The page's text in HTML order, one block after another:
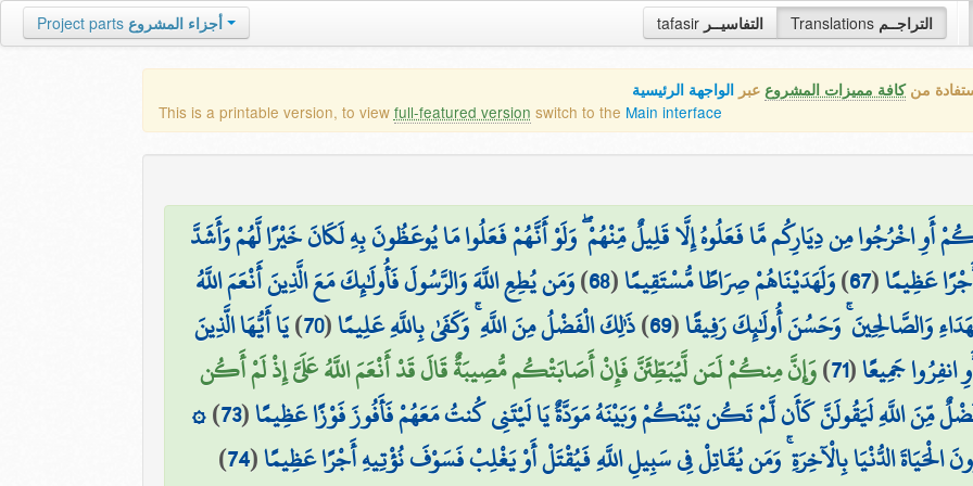
tafasir التفاسيــر Translations التراجــم Project parts أجزاء المشروع
منكافة مميزات المشروع عبر الواجهة الرئيسية
This is a printable version, to view full-featured version switch to the Main interface
أَوِ اخْرُجُوا مِن دِيَارِكُم مَّا فَعَلُوهُ إِلَّا قَلِيلٌ مِّنْهُمْ ۖ وَلَوْ أَنَّهُمْ فَعَلُوا مَا يُوعَظُونَ بِهِ لَكَانَ خَيْرًا لَّهُمْ وَأَشَدَّ
عَظِيمًا(
67
)وَلَهَدَيْنَاهُمْ صِرَاطًا مُّسْتَقِيمًا(
68
)وَمَن يُطِعِ اللَّهَ وَالرَّسُولَ فَأُولَٰئِكَ مَعَ الَّذِينَ أَنْعَمَ اللَّهُ
وَالصَّالِحِينَ ۚ وَحَسُنَ أُولَٰئِكَ رَفِيقًا(
69
)ذَٰلِكَ الْفَضْلُ مِنَ اللَّهِ ۚ وَكَفَىٰ بِاللَّهِ عَلِيمًا(
70
)يَا أَيُّهَا الَّذِينَ
جَمِيعًا(
71
)وَإِنَّ مِنكُمْ لَمَن لَّيُبَطِّئَنَّ فَإِنْ أَصَابَتْكُم مُّصِيبَةٌ قَالَ قَدْ أَنْعَمَ اللَّهُ عَلَيَّ إِذْ لَمْ أَكُن
مِّنَ اللَّهِ لَيَقُولَنَّ كَأَن لَّمْ تَكُن بَيْنَكُمْ وَبَيْنَهُ مَوَدَّةٌ يَا لَيْتَنِي كُنتُ مَعَهُمْ فَأَفُوزَ فَوْزًا عَظِيمًا(
73
)۞
الْحَيَاةَ الدُّنْيَا بِالْآخِرَةِ ۚ وَمَن يُقَاتِلْ فِي سَبِيلِ اللَّهِ فَيُقْتَلْ أَوْ يَغْلِبْ فَسَوْفَ نُؤْتِيهِ أَجْرًا عَظِيمًا(
74
)